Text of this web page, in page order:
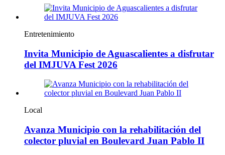
Entretenimiento
Invita Municipio de Aguascalientes a disfrutar
del IMJUVA Fest 2026
Local
Avanza Municipio con la rehabilitación del
colector pluvial en Boulevard Juan Pablo II